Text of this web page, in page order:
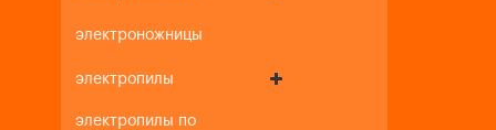
электроножницы
электропилы
электропилы по